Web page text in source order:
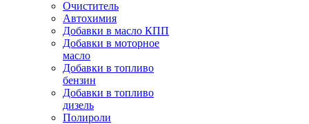
Очиститель
Автохимия
Добавки в масло КПП
Добавки в моторное
масло
Добавки в топливо
бензин
Добавки в топливо
дизель
Полироли